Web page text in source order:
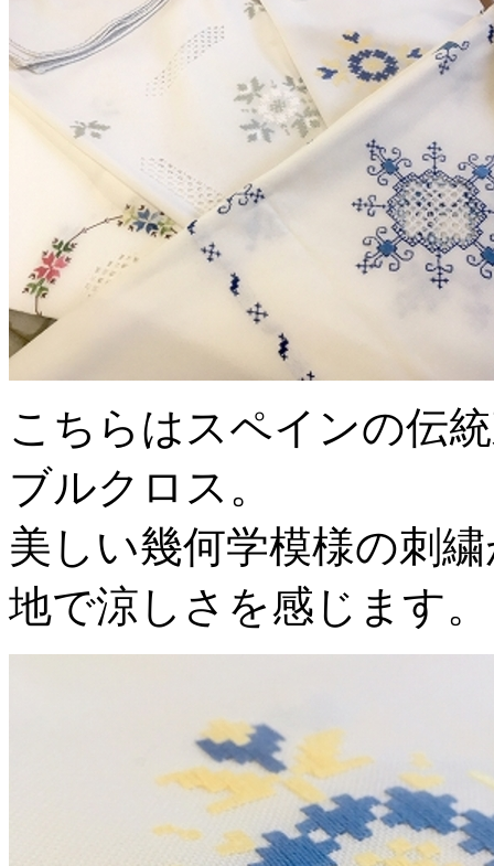
こちらはスペインの伝
ブルクロス。
美しい幾何学模様の刺
地で涼しさを感じます。